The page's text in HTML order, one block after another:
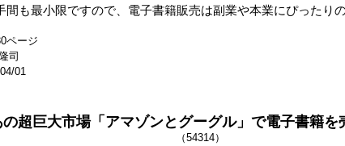
間も最小限ですので、電子書籍販売は副業や本業にぴったりの
ページ
司
01
の超巨大市場「アマゾンとグーグル」で電子書籍を
（54314）